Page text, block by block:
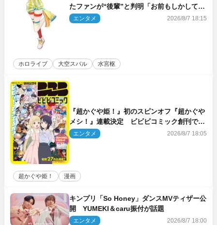
たファンが“後輩”と判明「お前もしかしてあ
のときの？」
エンタメ 2026/8/7 18:15
ホロライブ 大空スバル 水宮枢
『超かぐや姫！』初のスピンオフ『超かぐや
メシ！』連載決定 ビビビコミック創刊で31
作品一挙公開
エンタメ 2026/8/7 18:05
超かぐや姫！ 漫画
キンプリ「So Honey」ダンスMVティザー公
開 YUMEKI＆caru振付が話題
エンタメ 2026/8/7 18:00